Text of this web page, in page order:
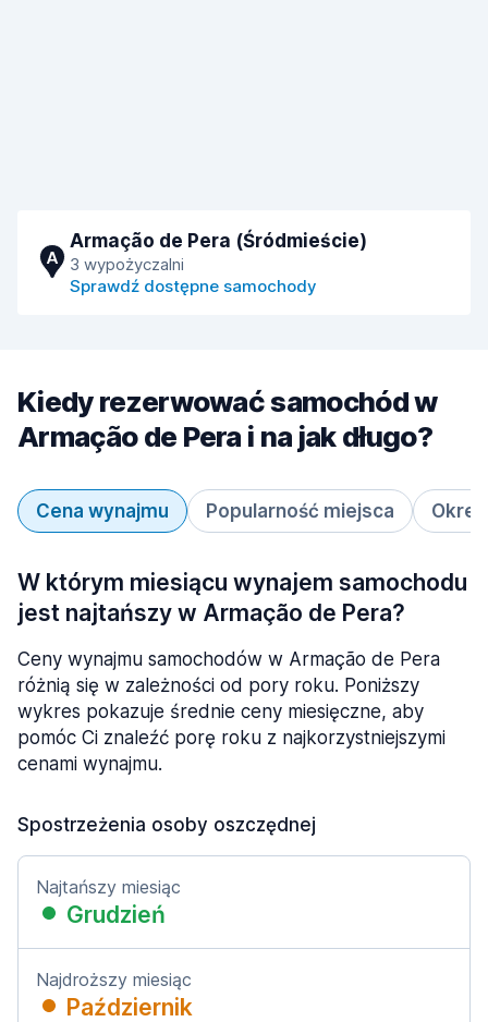
A
Armação de Pera (Śródmieście)
3 wypożyczalni
Sprawdź dostępne samochody
Kiedy rezerwować samochód w
Armação de Pera i na jak długo?
Cena wynajmu Popularność miejsca
W którym miesiącu wynajem samochodu
jest najtańszy w Armação de Pera?
Ceny wynajmu samochodów w Armação de Pera
różnią się w zależności od pory roku. Poniższy
wykres pokazuje średnie ceny miesięczne, aby
pomóc Ci znaleźć porę roku z najkorzystniejszymi
cenami wynajmu.
Spostrzeżenia osoby oszczędnej
Najtańszy miesiąc
Grudzień
Najdroższy miesiąc
Październik